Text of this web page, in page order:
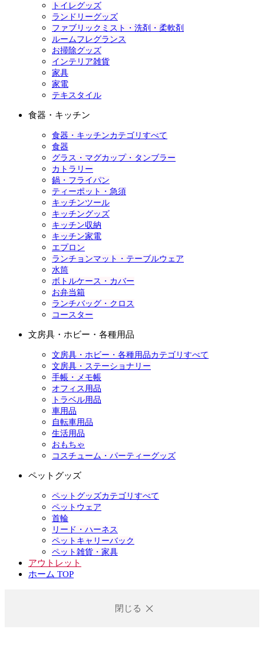
トイレグッズ
ランドリーグッズ
ファブリックミスト・洗剤・柔軟剤
ルームフレグランス
お掃除グッズ
インテリア雑貨
家具
家電
テキスタイル
食器・キッチン
食器・キッチンカテゴリすべて
食器
グラス・マグカップ・タンブラー
カトラリー
鍋・フライパン
ティーポット・急須
キッチンツール
キッチングッズ
キッチン収納
キッチン家電
エプロン
ランチョンマット・テーブルウェア
水筒
ボトルケース・カバー
お弁当箱
ランチバッグ・クロス
コースター
文房具・ホビー・各種用品
文房具・ホビー・各種用品カテゴリすべて
文房具・ステーショナリー
手帳・メモ帳
オフィス用品
トラベル用品
車用品
自転車用品
生活用品
おもちゃ
コスチューム・パーティーグッズ
ペットグッズ
ペットグッズカテゴリすべて
ペットウェア
首輪
リード・ハーネス
ペットキャリーバック
ペット雑貨・家具
アウトレット
ホーム TOP
閉じる